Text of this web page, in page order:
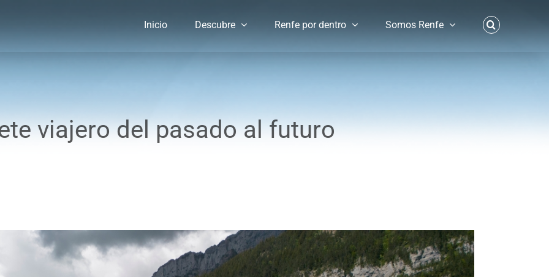
Inicio Descubre Renfe por dentro Somos Renfe
viajero del pasado al futuro